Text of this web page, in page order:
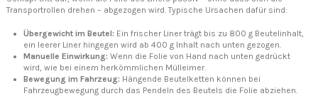
Transportrollen drehen – abgezogen wird. Typische Ursachen dafür sind:
Übergewicht im Beutel: Ein frischer Liner trägt bis zu 800 g Beutelinhalt,
ein leerer Liner hingegen wird ab 400 g Inhalt nach unten gezogen.
Manuelle Einwirkung: Wenn die Folie von Hand nach unten gedrückt
wird, wie bei einem herkömmlichen Mülleimer.
Bewegung im Fahrzeug: Hängende Beutelketten können bei
Fahrzeugbewegung durch das Pendeln des Beutels die Folie abziehen.